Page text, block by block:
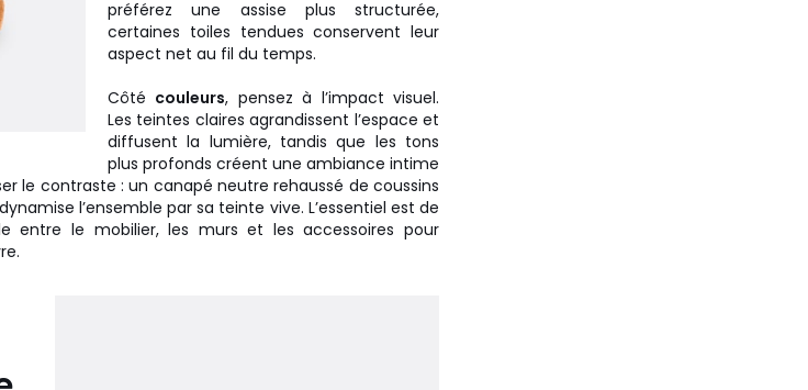
préférez une assise plus structurée,
certaines toiles tendues conservent leur
aspect net au fil du temps.
Côté couleurs, pensez à l’impact visuel.
Les teintes claires agrandissent l’espace et
diffusent la lumière, tandis que les tons
plus profonds créent une ambiance intime
le contraste : un canapé neutre rehaussé de coussins
l’ensemble par sa teinte vive. L’essentiel est de
entre le mobilier, les murs et les accessoires pour